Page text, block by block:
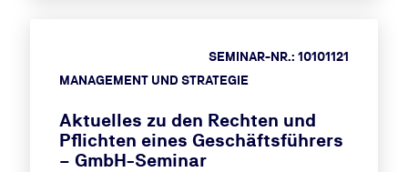
MANAGEMENT UND STRATEGIE
SEMINAR-NR.: 10101121
Aktuelles zu den Rechten und
Pflichten eines Geschäftsführers
– GmbH-Seminar